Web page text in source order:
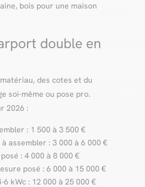
bois pour une maison
double en
des cotes et du
soi-même ou pose pro.
2026 :
: 1 500 à 3 500 €
assembler : 3 000 à 6 000 €
: 4 000 à 8 000 €
posé : 6 000 à 15 000 €
kWc : 12 000 à 25 000 €